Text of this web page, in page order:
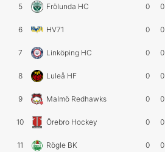
5 Frölunda HC 0 0
6 HV71 0 0
7 Linköping HC 0 0
8 Luleå HF 0 0
9 Malmö Redhawks 0 0
10 Örebro Hockey 0 0
11 Rögle BK 0 0